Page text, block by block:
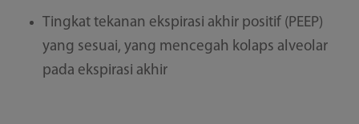
Tingkat tekanan ekspirasi akhir positif (PEEP)
yang sesuai, yang mencegah kolaps alveolar
pada ekspirasi akhir